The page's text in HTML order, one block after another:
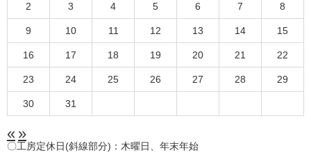
2 3 4 5 6 7 8
9 10 11 12 13 14 15
16 17 18 19 20 21 22
23 24 25 26 27 28 29
30 31
« »
〇工房定休日(斜線部分)：木曜日、年末年始